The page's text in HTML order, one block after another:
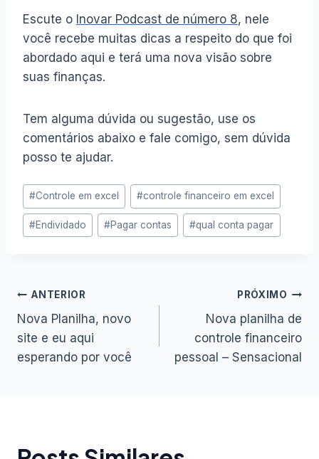
Escute o Inovar Podcast de número 8, nele
você recebe muitas dicas a respeito do que foi
abordado aqui e terá uma nova visão sobre
suas finanças.
Tem alguma dúvida ou sugestão, use os
comentários abaixo e fale comigo, sem dúvida
posso te ajudar.
Tags
do
Post:
#Controle em excel #controle financeiro em excel
#Endividado #Pagar contas #qual conta pagar
Navegação
de
Post
ANTERIOR
Nova Planilha, novo
site e eu aqui
esperando por você
PRÓXIMO
Nova planilha de
controle financeiro
pessoal – Sensacional